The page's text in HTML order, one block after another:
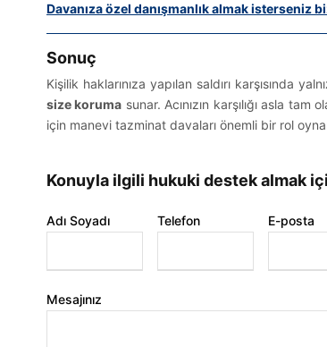
Davanıza özel danışmanlık almak isterseniz
Sonuç
Kişilik haklarınıza yapılan saldırı karşısında
size koruma sunar. Acınızın karşılığı asla
için manevi tazminat davaları önemli bir rol
Konuyla ilgili hukuki destek almak
Adı Soyadı Telefon E-posta
Mesajınız
Kotan & Gökce Hukuk Bürosu –
Güvenilir, çözüm odaklı ve modern
Bireysel Hizmetler
Hukuki Uyum & Şirket Eğitimleri
Aracı